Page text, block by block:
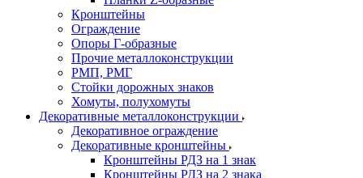
Кронштейны
Ограждение
Опоры Г-образные
Прочие металлоконструкции
РМП, РМГ
Стойки дорожных знаков
Хомуты, полухомуты
Декоративные металлоконструкции
Декоративное ограждение
Декоративные кронштейны
Кронштейны РДЗ на 1 знак
Кронштейны РДЗ на 2 знака